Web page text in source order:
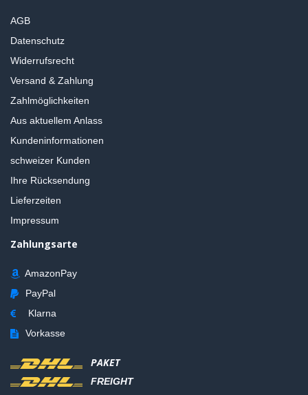
AGB
Datenschutz
Widerrufsrecht
Versand & Zahlung
Zahlmöglichkeiten
Aus aktuellem Anlass
Kundeninformationen
schweizer Kunden
Ihre Rücksendung
Lieferzeiten
Impressum
Zahlungsarte
AmazonPay
PayPal
Klarna
Vorkasse
PAKET
FREIGHT